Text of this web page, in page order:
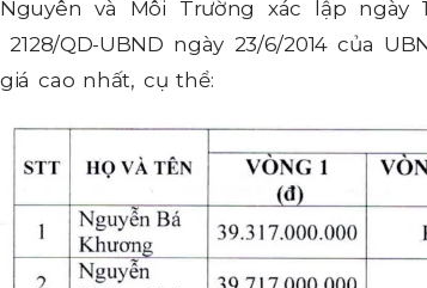
Nguyên và Môi Trường xác lập ngày
2128/QD-UBND ngày 23/6/2014 của
giá cao nhất, cụ thể: